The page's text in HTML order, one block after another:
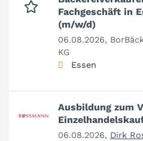
Fachgeschäft in
(m/w/d)
06.08.2026,
KG
Essen
Ausbildung zum
06.08.2026, Dirk